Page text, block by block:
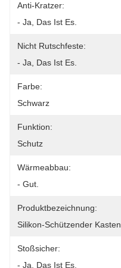
Anti-Kratzer:
- Ja, Das Ist Es.
Nicht Rutschfeste:
- Ja, Das Ist Es.
Farbe:
Schwarz
Funktion:
Schutz
Wärmeabbau:
- Gut.
Produktbezeichnung:
Silikon-Schützender Kasten
Stoßsicher:
- Ja, Das Ist Es.